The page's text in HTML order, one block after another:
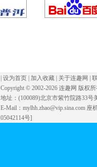
设为首页 加入收藏 关于连趣网
Copyright © 2002-2026 连趣网 版权
地址：(100089)北京市紫竹院路33号
E-Mail：mylhh.zhao@vip.sina.com
05042114号]